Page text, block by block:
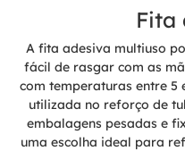
Fita
A fita adesiva multiuso
fácil de rasgar com as
com temperaturas entre 5
utilizada no reforço de
embalagens pesadas e
uma escolha ideal para